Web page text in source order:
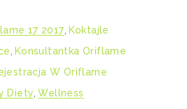
17 2017 Koktajle
Konsultantka Oriflame
W Oriflame
Diety Wellness